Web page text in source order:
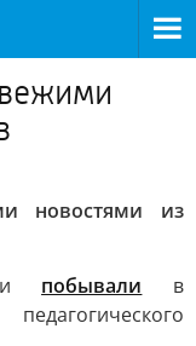
новостями из
побывали в